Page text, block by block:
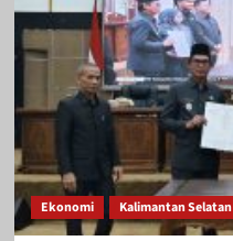
Ekonomi Kalimantan Selatan